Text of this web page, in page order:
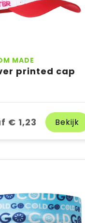
MADE
printed cap
€ 1,23 Bekijk